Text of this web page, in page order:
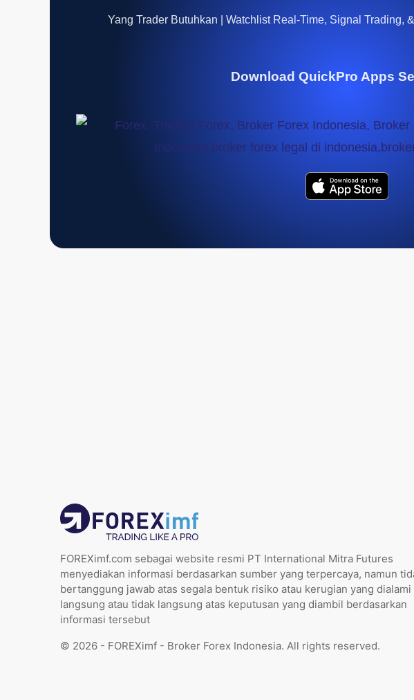
Yang Trader Butuhkan | Watchlist Real-Time, Signal Trading,
Download QuickPro Apps
FOREXimf.com sebagai website resmi PT International Mitra Futures
menyediakan informasi berdasarkan sumber yang terpercaya, namun
bertanggung jawab atas segala bentuk risiko atau kerugian yang dialami
langsung atau tidak langsung atas keputusan yang diambil berdasarkan
informasi tersebut
© 2026 - FOREXimf - Broker Forex Indonesia. All rights reserved.